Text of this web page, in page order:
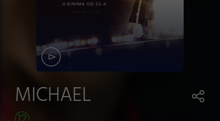
MICHAEL